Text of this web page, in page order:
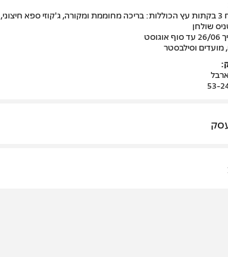
במתחם האירוח 3 בקתות עץ הכוללות: בריכה מחוממת ומקורה, ג'קוזי ספא חיצוני,
שולחן
וסילבסטר